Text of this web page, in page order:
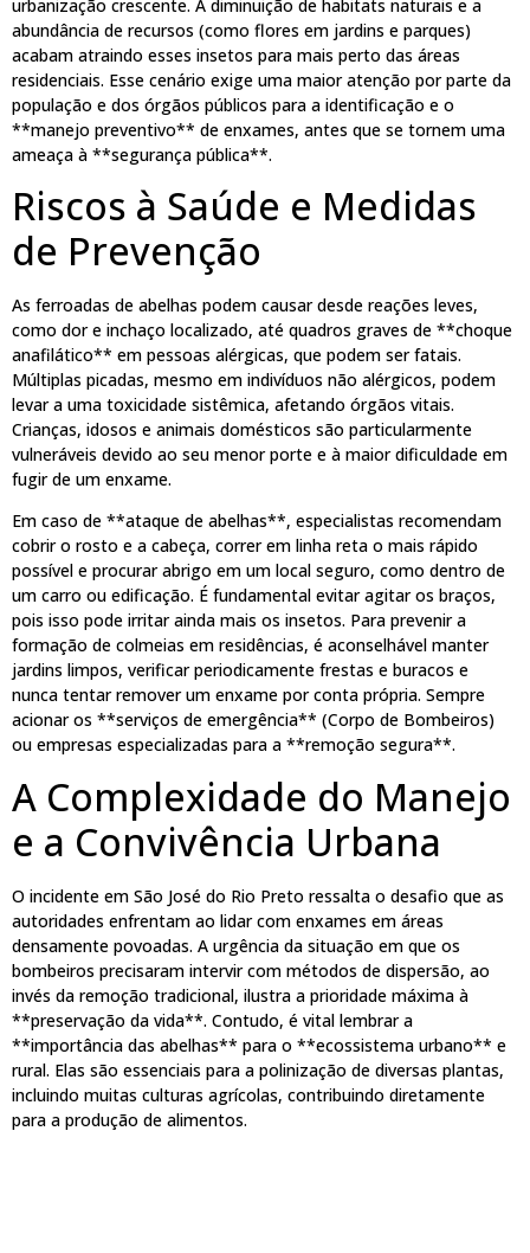
urbanização crescente. A diminuição de habitats naturais e a
abundância de recursos (como flores em jardins e parques)
acabam atraindo esses insetos para mais perto das áreas
residenciais. Esse cenário exige uma maior atenção por parte da
população e dos órgãos públicos para a identificação e o
**manejo preventivo** de enxames, antes que se tornem uma
ameaça à **segurança pública**.
Riscos à Saúde e Medidas
de Prevenção
As ferroadas de abelhas podem causar desde reações leves,
como dor e inchaço localizado, até quadros graves de **choque
anafilático** em pessoas alérgicas, que podem ser fatais.
Múltiplas picadas, mesmo em indivíduos não alérgicos, podem
levar a uma toxicidade sistêmica, afetando órgãos vitais.
Crianças, idosos e animais domésticos são particularmente
vulneráveis devido ao seu menor porte e à maior dificuldade em
fugir de um enxame.
Em caso de **ataque de abelhas**, especialistas recomendam
cobrir o rosto e a cabeça, correr em linha reta o mais rápido
possível e procurar abrigo em um local seguro, como dentro de
um carro ou edificação. É fundamental evitar agitar os braços,
pois isso pode irritar ainda mais os insetos. Para prevenir a
formação de colmeias em residências, é aconselhável manter
jardins limpos, verificar periodicamente frestas e buracos e
nunca tentar remover um enxame por conta própria. Sempre
acionar os **serviços de emergência** (Corpo de Bombeiros)
ou empresas especializadas para a **remoção segura**.
A Complexidade do Manejo
e a Convivência Urbana
O incidente em São José do Rio Preto ressalta o desafio que as
autoridades enfrentam ao lidar com enxames em áreas
densamente povoadas. A urgência da situação em que os
bombeiros precisaram intervir com métodos de dispersão, ao
invés da remoção tradicional, ilustra a prioridade máxima à
**preservação da vida**. Contudo, é vital lembrar a
**importância das abelhas** para o **ecossistema urbano** e
rural. Elas são essenciais para a polinização de diversas plantas,
incluindo muitas culturas agrícolas, contribuindo diretamente
para a produção de alimentos.